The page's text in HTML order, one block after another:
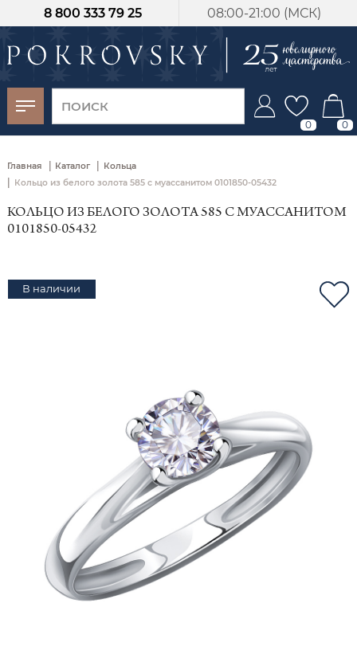
08:00-21:00 (МСК)
8 800 333 79 25
0 0
Главная | Каталог | Кольца
| Кольцо из белого золота 585 с муассанитом 0101850-05432
КОЛЬЦО ИЗ БЕЛОГО ЗОЛОТА 585 С МУАССАНИТОМ
0101850-05432
В наличии
-30%
от 15 дней с
момента оплаты